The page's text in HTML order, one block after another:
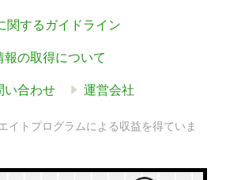
関するガイドライン
の取得について
い合わせ 運営会社
イトプログラムによる収益を得ていま